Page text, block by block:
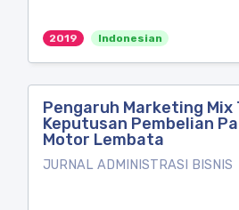
2019 Indonesian
Pengaruh Marketing Mix
Keputusan Pembelian
Motor Lembata
JURNAL ADMINISTRASI BISNIS